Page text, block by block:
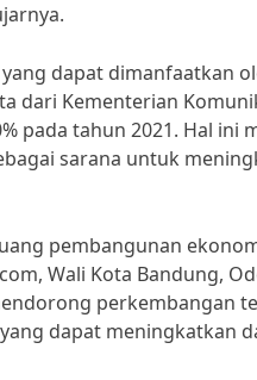
dapat dimanfaatkan
dari Kementerian
pada tahun 2021. Hal ini
sarana untuk
pembangunan
Wali Kota Bandung,
perkembangan
dapat meningkatkan